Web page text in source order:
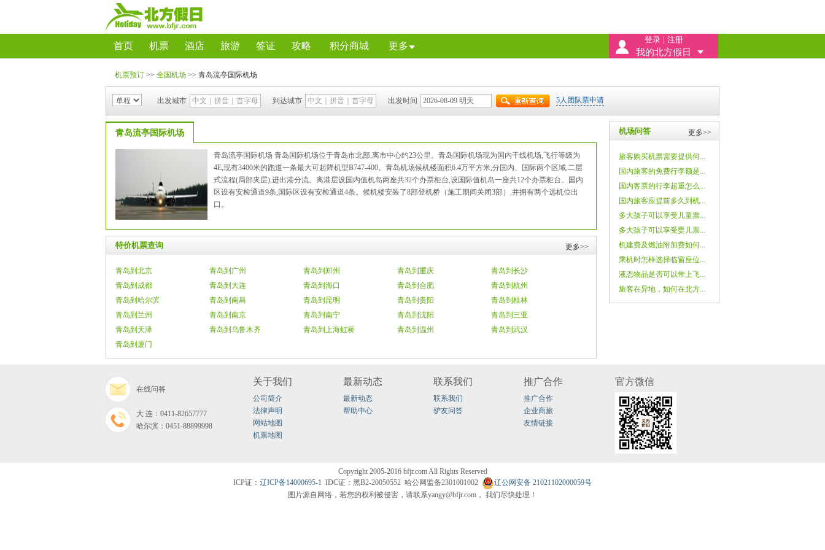
首页 机票 酒店 旅游 签证 攻略 积分商城 更多
登录| 注册
我的北方假日
机票预订 >> 全国机场 >> 青岛流亭国际机场
出发城市 到达城市 出发时间 5人团队票申请
青岛流亭国际机场
青岛流亭国际机场青岛国际机场位于青岛市北部,离市中心约23公里。青岛国际机场现为国内干线机场,飞行等级为
4E,现有3400米的跑道一条最大可起降机型B747-400。青岛机场候机楼面积6.4万平方米,分国内、国际两个区域,二层
式流程(局部夹层),进出港分流。离港层设国内值机岛两座共32个办票柜台,设国际值机岛一座共12个办票柜台。国内
区设有安检通道9条,国际区设有安检通道4条。候机楼安装了8部登机桥（施工期间关闭3部）,并拥有两个远机位出
口。
特价机票查询 更多>>
青岛到北京 青岛到广州 青岛到郑州 青岛到重庆
青岛到长沙
青岛到成都
青岛到大连 青岛到海口 青岛到合肥
青岛到杭州
青岛到哈尔滨
青岛到南昌 青岛到昆明 青岛到贵阳
青岛到桂林
青岛到兰州
青岛到南京 青岛到南宁 青岛到沈阳
青岛到三亚
青岛到天津
青岛到乌鲁木齐 青岛到上海虹桥 青岛到温州
青岛到武汉
青岛到厦门
机场问答 更多>>
旅客购买机票需要提供何...
国内旅客的免费行李额是...
国内客票的行李超重怎么...
国内旅客应提前多久到机...
多大孩子可以享受儿童票...
多大孩子可以享受婴儿票...
机建费及燃油附加费如何...
乘机时怎样选择临窗座位...
液态物品是否可以带上飞...
旅客在异地，如何在北方...
在线问答
大连：0411-82657777
哈尔滨：0451-88899998
关于我们
公司简介
法律声明
网站地图
机票地图
最新动态
最新动态
帮助中心
联系我们
联系我们
驴友问答
推广合作
推广合作
企业商旅
友情链接
官方微信
Copyright2005-2016bfjr.comAllRightsReserved
ICP证： 辽ICP备14000695-1 IDC证：黑B2-20050552哈公网监备2301001002
辽公网安备21021102000059号
图片源自网络，若您的权利被侵害，请联系yangy@bfjr.com，我们尽快处理！